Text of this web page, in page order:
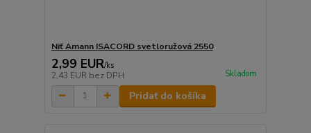
Niť Amann ISACORD svetloružová 2550
2,99 EUR/ks
2,43 EUR bez DPH Skladom
Pridať do košíka